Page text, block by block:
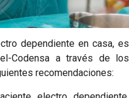
dependiente en casa, es
Codensa a través de los
recomendaciones: